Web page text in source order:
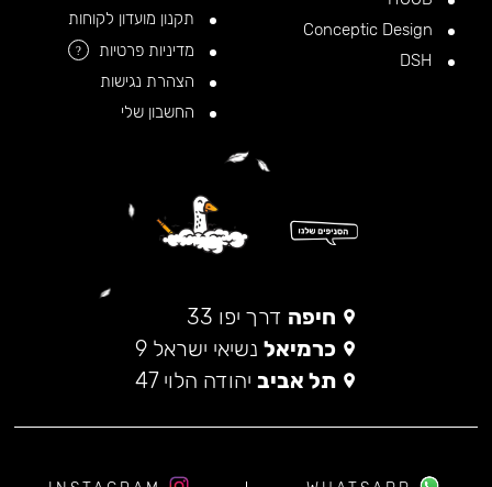
תקנון מועדון לקוחות
מדיניות פרטיות
?
הצהרת נגישות
החשבון שלי
חיפה דרך יפו 33
כרמיאל נשיאי ישראל 9
תל אביב יהודה הלוי 47